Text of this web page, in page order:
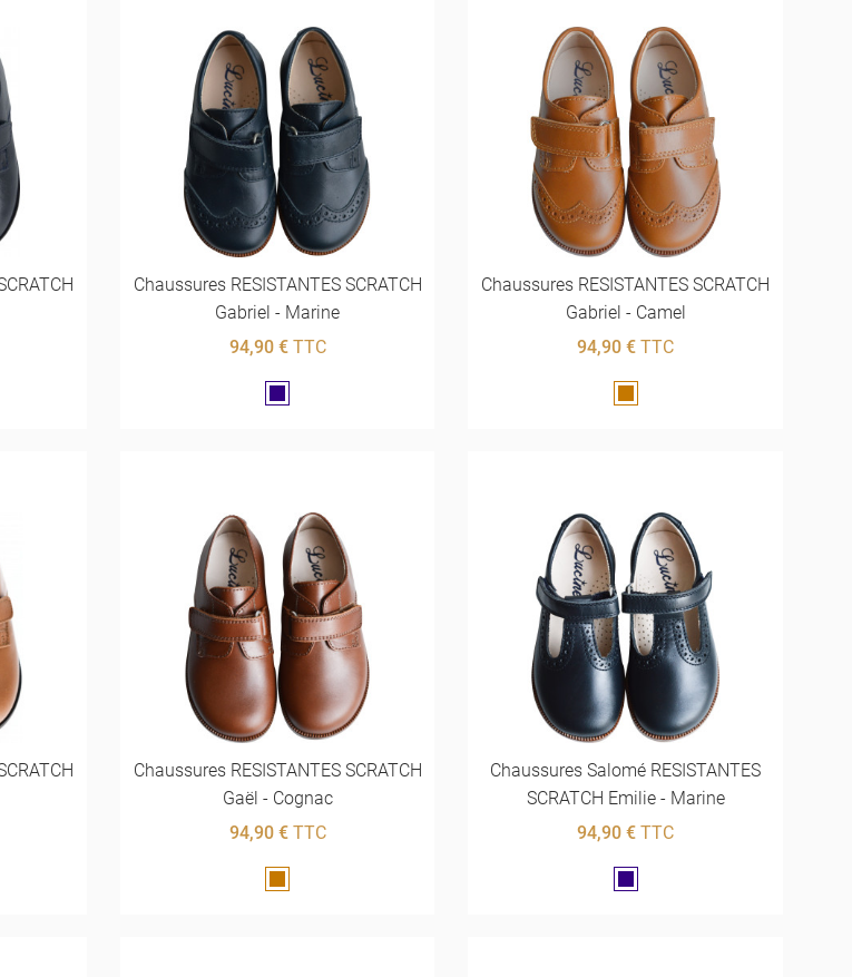
Chaussures RESISTANTES SCRATCH
Gabriel - Marine
94,90 €TTC
Marine
Chaussures RESISTANTES SCRATCH
Gabriel - Camel
94,90 € TTC
Marron
Chaussures RESISTANTES SCRATCH
Gaël - Cognac
94,90 €TTC
Marron
Chaussures Salomé RESISTANTES
SCRATCH Emilie - Marine
94,90 € TTC
Marine